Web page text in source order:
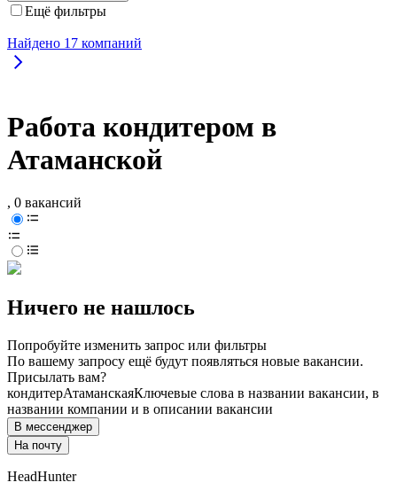
Ещё фильтры
Найдено 17 компаний
Работа кондитером в
Атаманской
, 0 вакансий
Ничего не нашлось
Попробуйте изменить запрос или фильтры
По вашему запросу ещё будут появляться новые вакансии.
Присылать вам?
кондитерАтаманскаяКлючевые слова в названии вакансии, в
названии компании и в описании вакансии
В мессенджер
На почту
HeadHunter